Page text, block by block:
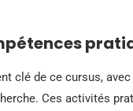
clé de ce cursus,
Ces activités